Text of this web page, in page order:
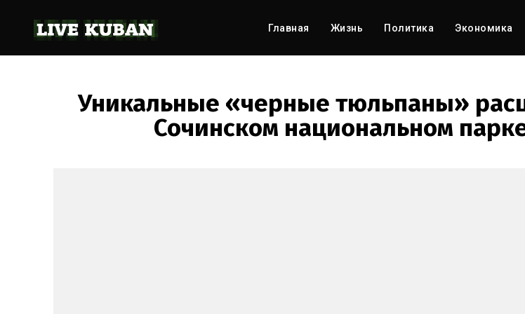
Главная Жизнь Политика Экономика
Уникальные «черные тюльпаны»
Сочинском национальном